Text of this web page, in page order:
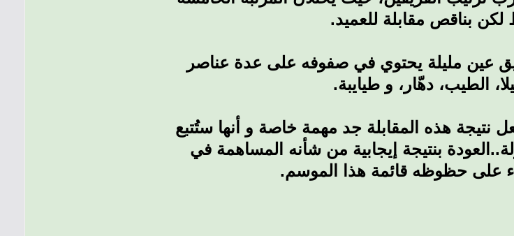
بناقص مقابلة للعميد.
عين مليلة يحتوي في صفوفه على عدة عناصر
الطيب، دهّار، و طيايبة.
نتيجة هذه المقابلة جد مهمة خاصة و أنها ستُتبع
بنتيجة إيجابية من شأنه المساهمة في
على حظوظه قائمة هذا الموسم.